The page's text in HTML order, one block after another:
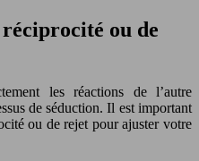
réciprocité ou de
les réactions de l’autre
de séduction. Il est important
ou de rejet pour ajuster votre